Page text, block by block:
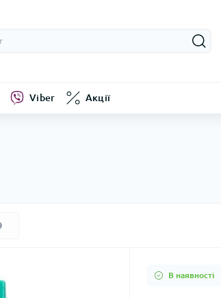
Viber Акції
В наявності